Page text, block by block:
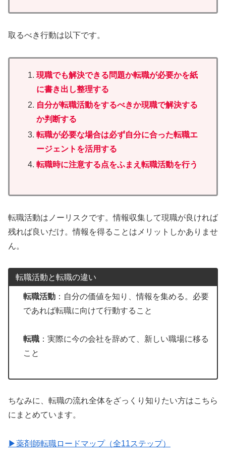
取るべき行動は以下です。
現職でも解決できる問題か転職が必要かを紙
に書き出し整理する
自分が転職活動をするべきか現職で解決する
か判断する
転職が必要な場合は必ず自分に合った転職エ
ージェントを活用する
転職時に注意する点をふま え転職活動を行う
転職活動はノーリスクです。情報収集して現職が良ければ
残れば良いだけ。情報を得ることはメリットしかありませ
ん。
転職活動と転職の違い
転職活動 ：自分の価値を知り、情報を集める。必要
であれば転職に向けて行動すること
転職 ：実際に今の会社を辞めて、新しい職場に移る
こと
ちなみに、転職の流れ全体をざっくり知りたい方はこちら
にまとめています。
▶薬剤師転職ロードマップ（全11ステップ）